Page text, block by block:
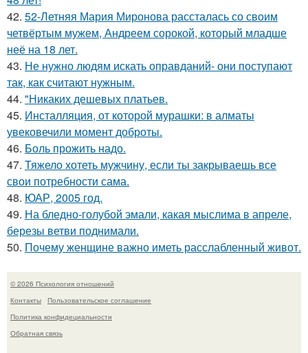
42. 52-Летняя Мария Миронова рассталась со своим
четвёртым мужем, Андреем сорокой, который младше
неё на 18 лет.
43. Не нужно людям искать оправданий- они поступают
так, как считают нужным.
44. "Никаких дешевых платьев.
45. Инсталляция, от которой мурашки: в алматы
увековечили момент доброты.
46. Боль прожить надо.
47. Тяжело хотеть мужчину, если ты закрываешь все
свои потребности сама.
48. ЮАР, 2005 год.
49. На бледно-голубой эмали, какая мыслима в апреле,
березы ветви поднимали.
50. Почему женщине важно иметь расслабленный живот.
© 2026 Психология отношений
Контакты
Пользовательское соглашение
Политика конфидециальности
Обратная связь